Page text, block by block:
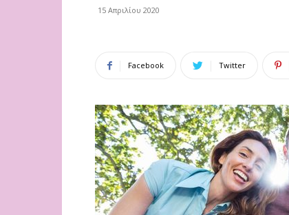
15 Απριλίου 2020
Facebook Twitter